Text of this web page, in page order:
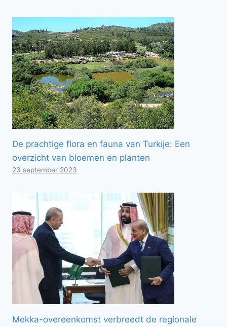
De prachtige flora en fauna van Turkije: Een
overzicht van bloemen en planten
23 september 2023
Mekka-overeenkomst verbreedt de regionale